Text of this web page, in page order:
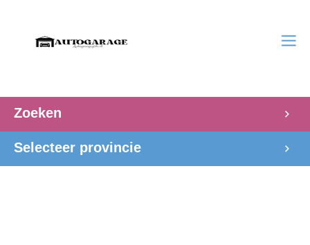
Zoeken
Selecteer provincie